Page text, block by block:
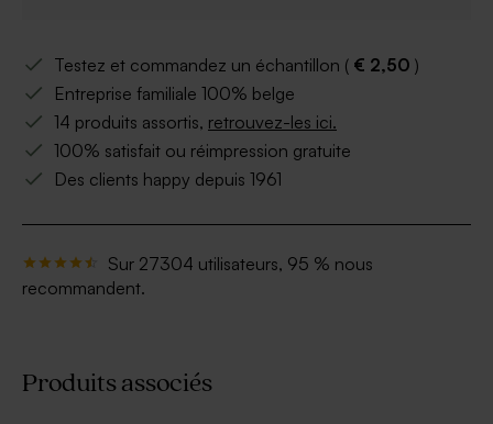
Testez et commandez un échantillon ( € 2,50 )
Entreprise familiale 100% belge
14 produits assortis, retrouvez-les ici.
100% satisfait ou réimpression gratuite
Des clients happy depuis 1961
Sur 27304 utilisateurs, 95 % nous
recommandent.
Produits associés